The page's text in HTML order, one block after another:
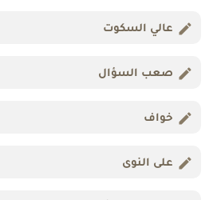
عالي السكوت
صعب السؤال
خواف
على النوى